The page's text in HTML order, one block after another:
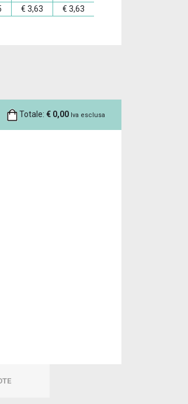
€ 3,63 € 3,63
Totale:€ 0,00 Iva esclusa